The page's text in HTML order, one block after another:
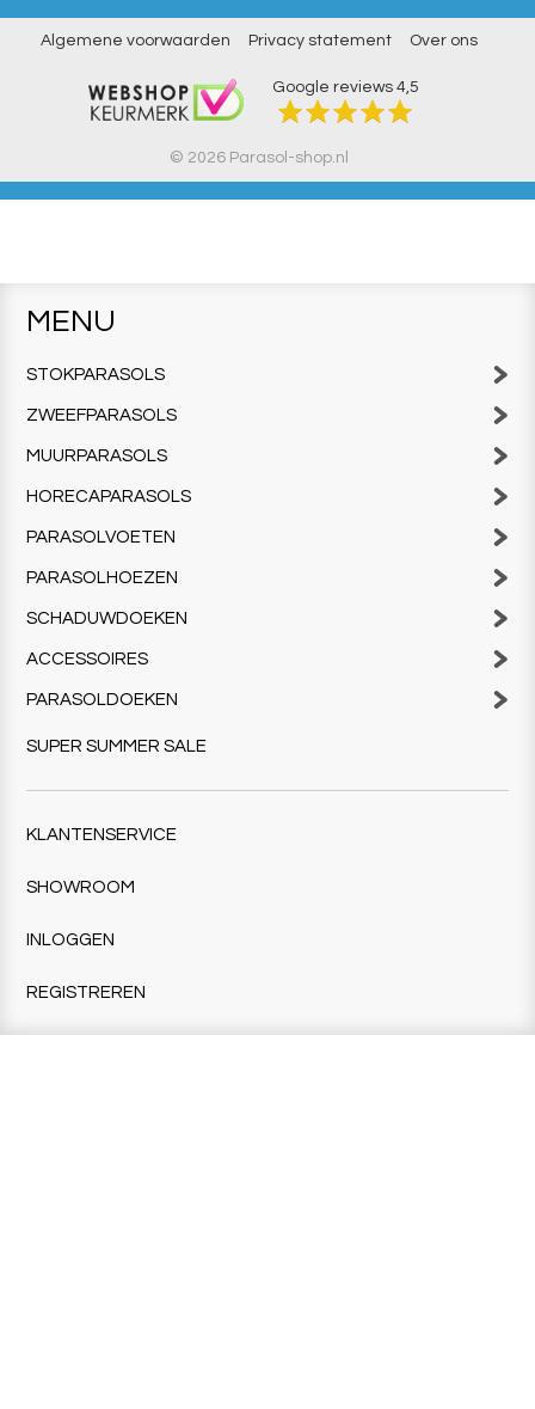
Algemene voorwaarden Privacy statement Over ons
Google reviews 4,5
© 2026 Parasol-shop.nl
MENU
STOKPARASOLS
ZWEEFPARASOLS
MUURPARASOLS
HORECAPARASOLS
PARASOLVOETEN
PARASOLHOEZEN
SCHADUWDOEKEN
ACCESSOIRES
PARASOLDOEKEN
SUPER SUMMER SALE
KLANTENSERVICE
SHOWROOM
INLOGGEN
REGISTREREN